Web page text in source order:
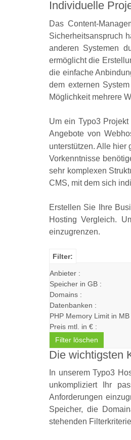
Individuelle
Das Content-
Sicherheitsanspruch
anderen Systemen
ermöglicht die
die einfache
dem externen
Möglichkeit mehrere
Um ein Typo3
Angebote von
unterstützen. Alle hier
Vorkenntnisse
sehr komplexen
CMS, mit dem sich
Erstellen Sie Ihre
Hosting Vergleich.
einzugrenzen.
Filter:
Anbieter :
Speicher in GB :
Domains :
Datenbanken :
PHP Memory Limit in MB
Preis mtl. in € :
Filter löschen
Die wichtigsten
In unserem Typo3
unkompliziert Ihr
Anforderungen
Speicher, die
stehenden